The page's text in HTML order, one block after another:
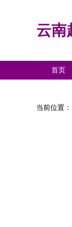
云南
首页
当前位置：